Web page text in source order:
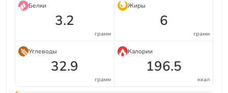
Белки
3.2
грамм
Жиры
6
грамм
Углеводы
32.9
грамм
Калории
196.5
ккал